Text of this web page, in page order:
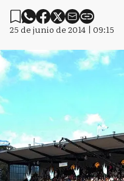
25 de junio de 2014 | 09:15